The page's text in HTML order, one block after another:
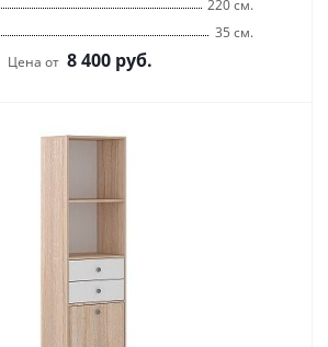
220 см.
35 см.
Цена от 8 400руб.